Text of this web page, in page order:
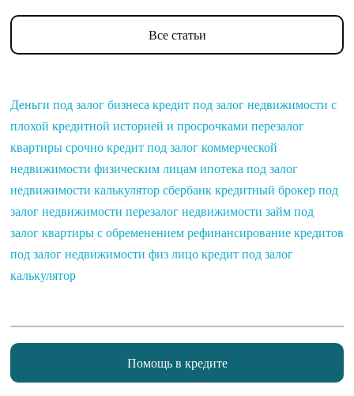
Все статьи
Деньги под залог бизнеса кредит под залог недвижимости с
плохой кредитной историей и просрочками перезалог
квартиры срочно кредит под залог коммерческой
недвижимости физическим лицам ипотека под залог
недвижимости калькулятор сбербанк кредитный брокер под
залог недвижимости перезалог недвижимости займ под
залог квартиры с обременением рефинансирование кредитов
под залог недвижимости физ лицо кредит под залог
калькулятор
Помощь в кредите